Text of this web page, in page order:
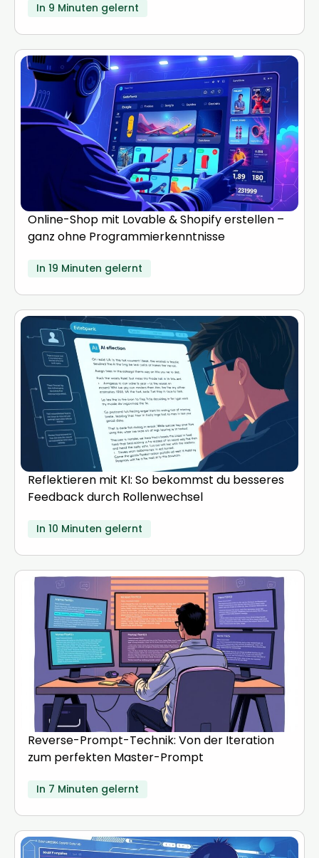
In 9 Minuten gelernt
Online-Shop mit Lovable & Shopify erstellen –
ganz ohne Programmierkenntnisse
In 19 Minuten gelernt
Reflektieren mit KI: So bekommst du besseres
Feedback durch Rollenwechsel
In 10 Minuten gelernt
Reverse-Prompt-Technik: Von der Iteration
zum perfekten Master-Prompt
In 7 Minuten gelernt